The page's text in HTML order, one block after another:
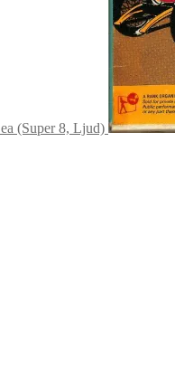
(Super 8, Ljud)